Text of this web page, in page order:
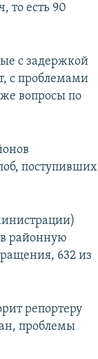
то есть 90
с задержкой
с проблемами
вопросы по
поступивших
районную
632 из
репортеру
проблемы